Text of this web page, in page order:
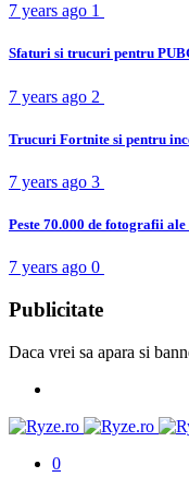
7 years ago 1
Sfaturi si trucuri pentru
7 years ago 2
Trucuri Fortnite si pentru
7 years ago 3
Peste 70.000 de fotografii
7 years ago 0
Publicitate
Daca vrei sa apara si
0